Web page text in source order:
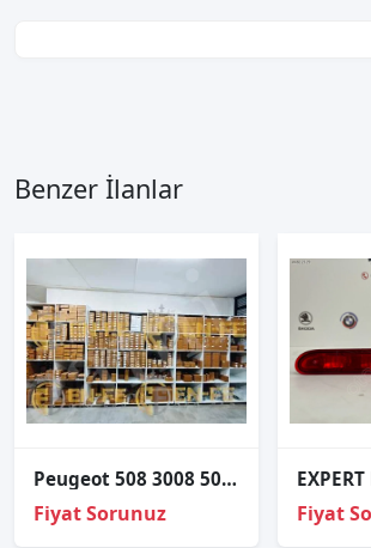
Benzer İlanlar
Peugeot 508 3008 5008 Sol Led Far Beyni 90089469
Fiyat Sorunuz Fiyat